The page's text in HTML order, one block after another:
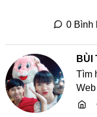
0 Bình
BÙI
Tìm
lĩnh